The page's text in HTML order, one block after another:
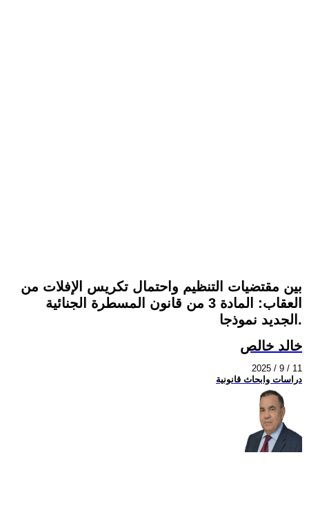
بين مقتضيات التنظيم واحتمال تكريس الإفلات من
العقاب: المادة 3 من قانون المسطرة الجنائية
الجديد نموذجا.
خالد خالص
2025 / 9 / 11
دراسات وابحاث قانونية